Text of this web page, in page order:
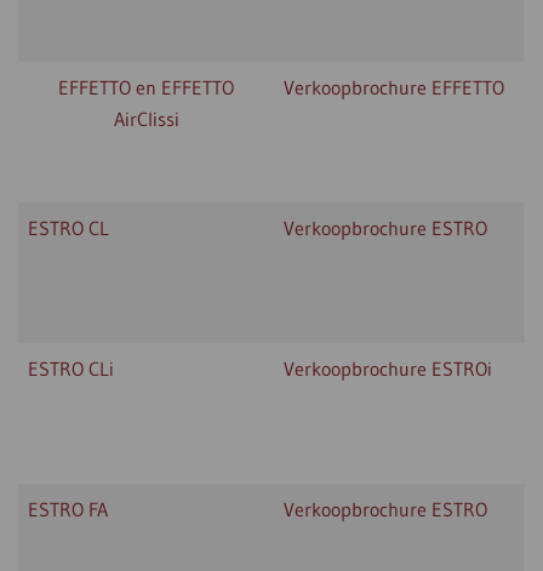
EFFETTO en EFFETTO
AirClissi
Verkoopbrochure EFFETTO
ESTRO CL Verkoopbrochure ESTRO
ESTRO CLi Verkoopbrochure ESTROi
ESTRO FA Verkoopbrochure ESTRO